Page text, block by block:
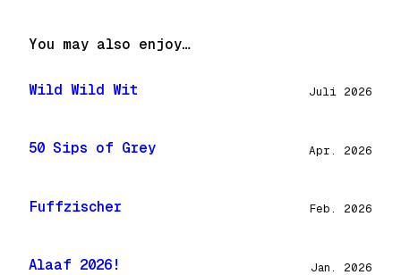
You may also enjoy…
Wild Wild Wit Juli 2026
50 Sips of Grey Apr. 2026
Fuffzischer Feb. 2026
Alaaf 2026! Jan. 2026